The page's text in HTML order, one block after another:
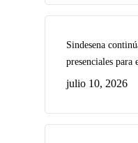
Sindesena
presenciales
julio 10, 2026